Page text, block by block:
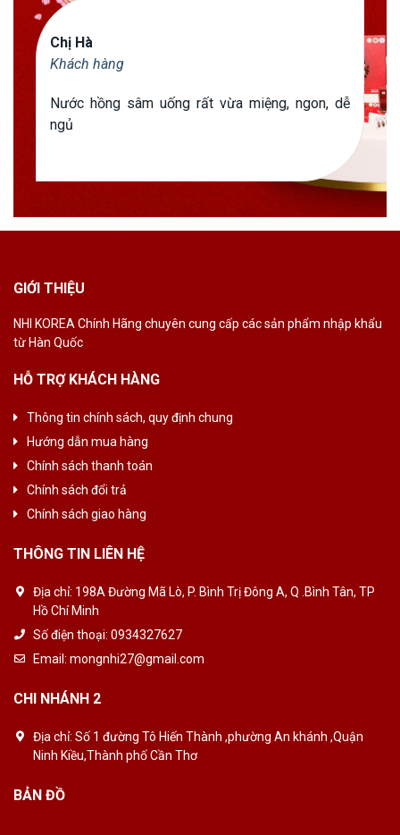
Chị Hà
Khách hàng
Nước hồng sâm uống rất vừa miệng, ngon, dễ
ngủ
GIỚI THIỆU
NHI KOREA Chính Hãng chuyên cung cấp các sản phẩm nhập khẩu
từ Hàn Quốc
HỖ TRỢ KHÁCH HÀNG
Thông tin chính sách, quy định chung
Hướng dẫn mua hàng
Chính sách thanh toán
Chính sách đổi trả
Chính sách giao hàng
THÔNG TIN LIÊN HỆ
Địa chỉ: 198A Đường Mã Lò, P. Bình Trị Đông A, Q .Bình Tân, TP
Hồ Chí Minh
Số điện thoại: 0934327627
Email: mongnhi27@gmail.com
CHI NHÁNH 2
Địa chỉ: Số 1 đường Tô Hiến Thành ,phường An khánh ,Quận
Ninh Kiều,Thành phố Cần Thơ
BẢN ĐỒ